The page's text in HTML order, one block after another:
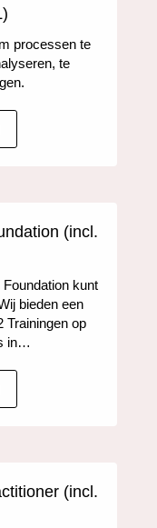
processen te
te
(incl.
kunt
bieden een
Trainingen op
in…
(incl.